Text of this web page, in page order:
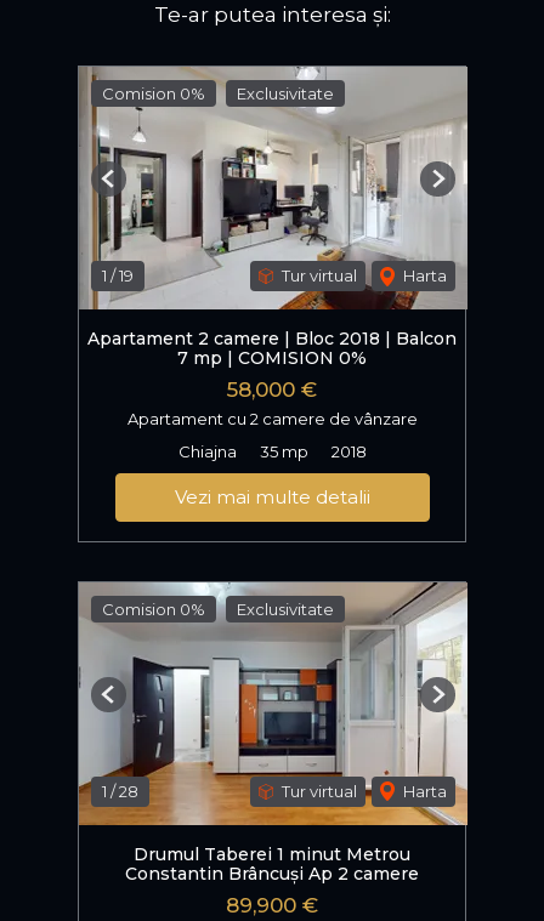
Te-ar putea interesa și:
Comision 0% Exclusivitate
1 /19 Tur virtual Harta
Previous Next
Apartament 2 camere | Bloc 2018 | Balcon
7 mp | COMISION 0%
58,000 €
Apartament cu 2 camere de vânzare
Chiajna
35 mp 2018
Vezi mai multe detalii
Comision 0% Exclusivitate
1 /28 Tur virtual Harta
Previous Next
Drumul Taberei 1 minut Metrou
Constantin Brâncuși Ap 2 camere
89,900 €